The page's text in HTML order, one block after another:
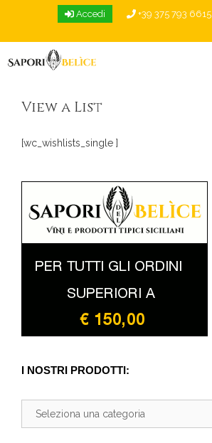
Accedi +39 375 793 6615
View a List
[wc_wishlists_single ]
I NOSTRI PRODOTTI: